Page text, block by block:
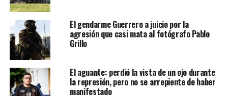
El gendarme Guerrero a juicio por la
agresión que casi mata al fotógrafo Pablo
Grillo
El aguante: perdió la vista de un ojo durante
la represión, pero no se arrepiente de haber
manifestado